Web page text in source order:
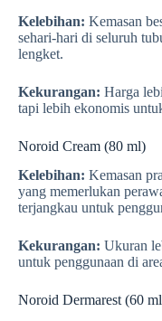
Kelebihan: Kemasan
sehari-hari di seluruh
lengket.
Kekurangan: Harga
tapi lebih ekonomis
Noroid Cream (80 ml)
Kelebihan: Kemasan
yang memerlukan
terjangkau untuk
Kekurangan: Ukuran
untuk penggunaan di
Noroid Dermarest (60